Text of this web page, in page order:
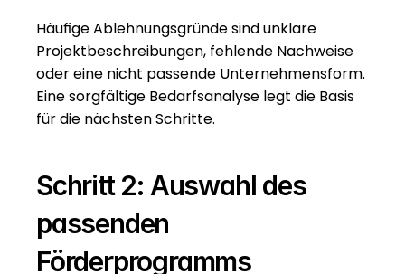
Häufige Ablehnungsgründe sind unklare
Projektbeschreibungen, fehlende Nachweise
oder eine nicht passende Unternehmensform.
Eine sorgfältige Bedarfsanalyse legt die Basis
für die nächsten Schritte.
Schritt 2: Auswahl des
passenden
Förderprogramms